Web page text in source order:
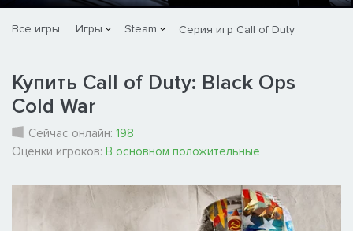
Все игры Игры Steam Серия игр Call of Duty
Купить Call of Duty: Black Ops
Cold War
Сейчас онлайн: 198
Оценки игроков: В основном положительные